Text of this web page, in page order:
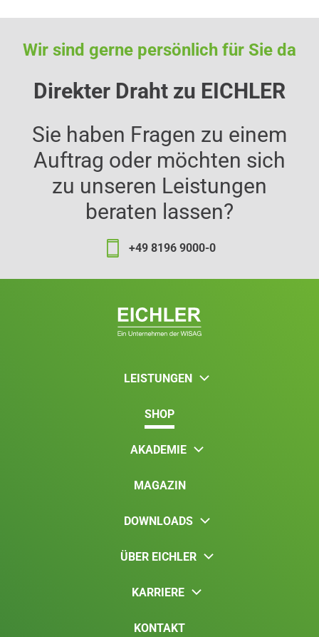
Wir sind gerne persönlich für Sie da
Direkter Draht zu EICHLER
Sie haben Fragen zu einem
Auftrag oder möchten sich
zu unseren Leistungen
beraten lassen?
+49 8196 9000-0
LEISTUNGEN
SHOP
AKADEMIE
MAGAZIN
DOWNLOADS
ÜBER EICHLER
KARRIERE
KONTAKT